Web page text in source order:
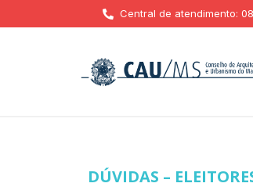
Central de atendimento:
DÚVIDAS –